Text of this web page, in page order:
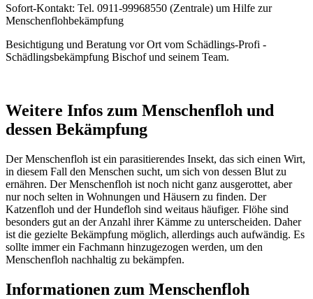
Sofort-Kontakt: Tel. 0911-99968550 (Zentrale) um Hilfe zur
Menschenflohbekämpfung
Besichtigung und Beratung vor Ort vom Schädlings-Profi -
Schädlingsbekämpfung Bischof und seinem Team.
Weitere Infos zum Menschenfloh und
dessen Bekämpfung
Der Menschenfloh ist ein parasitierendes Insekt, das sich einen Wirt,
in diesem Fall den Menschen sucht, um sich von dessen Blut zu
ernähren. Der Menschenfloh ist noch nicht ganz ausgerottet, aber
nur noch selten in Wohnungen und Häusern zu finden. Der
Katzenfloh und der Hundefloh sind weitaus häufiger. Flöhe sind
besonders gut an der Anzahl ihrer Kämme zu unterscheiden. Daher
ist die gezielte Bekämpfung möglich, allerdings auch aufwändig. Es
sollte immer ein Fachmann hinzugezogen werden, um den
Menschenfloh nachhaltig zu bekämpfen.
Informationen zum Menschenfloh